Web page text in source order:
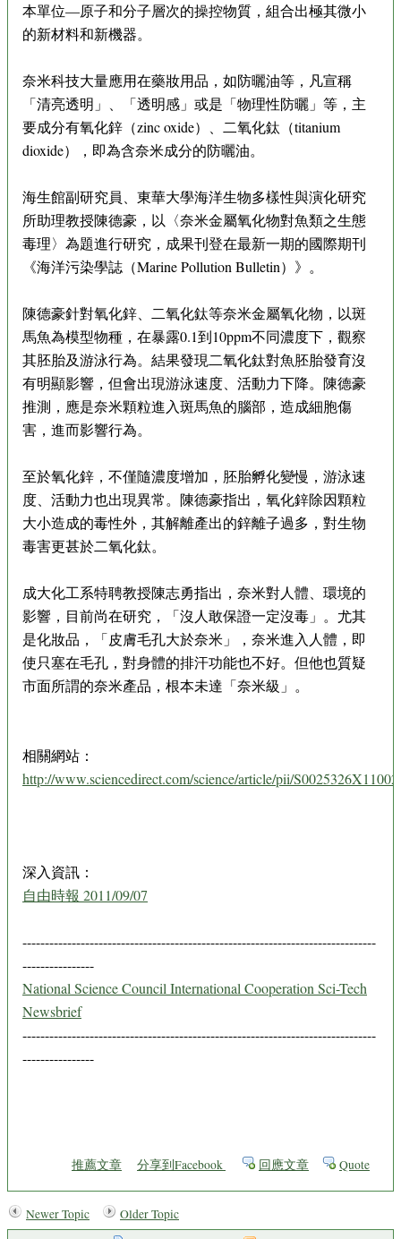
本單位—原子和分子層次的操控物質，組合出極其微小
的新材料和新機器。
奈米科技大量應用在藥妝用品，如防曬油等，凡宣稱
「清亮透明」、「透明感」或是「物理性防曬」等，主
要成分有氧化鋅（zinc oxide）、二氧化鈦（titanium
dioxide），即為含奈米成分的防曬油。
海生館副研究員、東華大學海洋生物多樣性與演化研究
所助理教授陳德豪，以〈奈米金屬氧化物對魚類之生態
毒理〉為題進行研究，成果刊登在最新一期的國際期刊
《海洋污染學誌（Marine Pollution Bulletin）》。
陳德豪針對氧化鋅、二氧化鈦等奈米金屬氧化物，以斑
馬魚為模型物種，在暴露0.1到10ppm不同濃度下，觀察
其胚胎及游泳行為。結果發現二氧化鈦對魚胚胎發育沒
有明顯影響，但會出現游泳速度、活動力下降。陳德豪
推測，應是奈米顆粒進入斑馬魚的腦部，造成細胞傷
害，進而影響行為。
至於氧化鋅，不僅隨濃度增加，胚胎孵化變慢，游泳速
度、活動力也出現異常。陳德豪指出，氧化鋅除因顆粒
大小造成的毒性外，其解離產出的鋅離子過多，對生物
毒害更甚於二氧化鈦。
成大化工系特聘教授陳志勇指出，奈米對人體、環境的
影響，目前尚在研究，「沒人敢保證一定沒毒」。尤其
是化妝品，「皮膚毛孔大於奈米」，奈米進入人體，即
使只塞在毛孔，對身體的排汗功能也不好。但他也質疑
市面所謂的奈米產品，根本未達「奈米級」。
相關網站：
http://www.sciencedirect.com/science/article/pii/
深入資訊：
自由時報 2011/09/07
-------------------------------------------------------------------------------
----------------
National Science Council International Cooperation Sci-Tech
Newsbrief
-------------------------------------------------------------------------------
----------------
推薦文章 分享到Facebook 回應文章 Quote
Newer Topic
Older Topic